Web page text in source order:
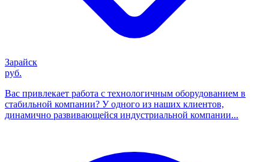
Зарайск
руб.
Вас привлекает работа с технологичным оборудованием в
стабильной компании? У одного из наших клиентов,
динамично развивающейся индустриальной компании...